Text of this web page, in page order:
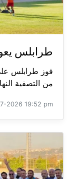
طرابلس
من التصفية
2026 19:52 pm